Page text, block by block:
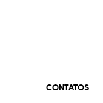
CONTATOS